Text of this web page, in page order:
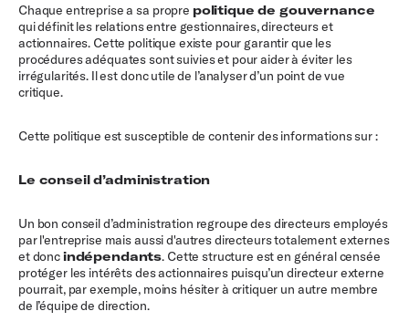
Chaque entreprise a sa propre politique de gouvernance
qui définit les relations entre gestionnaires, directeurs et
actionnaires. Cette politique existe pour garantir que les
procédures adéquates sont suivies et pour aider à éviter les
irrégularités. Il est donc utile de l’analyser d’un point de vue
critique.
Cette politique est susceptible de contenir des informations sur :
Le conseil d’administration
Un bon conseil d’administration regroupe des directeurs employés
par l'entreprise mais aussi d'autres directeurs totalement externes
et doncindépendants. Cette structure est en général censée
protéger les intérêts des actionnaires puisqu’un directeur externe
pourrait, par exemple, moins hésiter à critiquer un autre membre
de l’équipe de direction.